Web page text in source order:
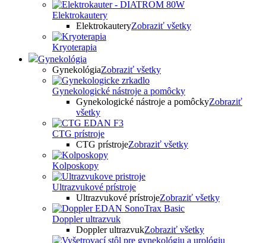
Elektrokautery
ElektrokauteryZobraziť všetky
Kryoterapia
Gynekológia
GynekológiaZobraziť všetky
Gynekologické nástroje a pomôcky
Gynekologické nástroje a pomôckyZobraziť
všetky
CTG prístroje
CTG prístrojeZobraziť všetky
Kolposkopy
Ultrazvukové prístroje
Ultrazvukové prístrojeZobraziť všetky
Doppler ultrazvuk
Doppler ultrazvukZobraziť všetky